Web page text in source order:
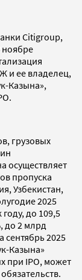
Citigroup,
ноябре
и ее владелец,
Казына»,
грузовых
осуществляет
пропуска
Узбекистан,
2025
до 109,5
до 2 млрд
сентябрь 2025
Казына»
при IPO, может